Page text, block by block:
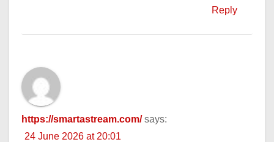
Reply
https://smartastream.com/ says:
24 June 2026 at 20:01